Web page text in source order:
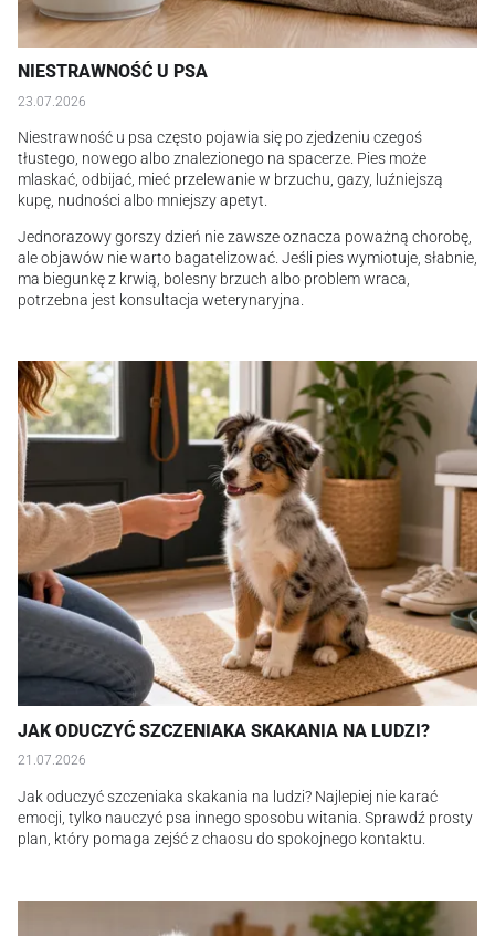
NIESTRAWNOŚĆ U PSA
23.07.2026
Niestrawność u psa często pojawia się po zjedzeniu czegoś
tłustego, nowego albo znalezionego na spacerze. Pies może
mlaskać, odbijać, mieć przelewanie w brzuchu, gazy, luźniejszą
kupę, nudności albo mniejszy apetyt.
Jednorazowy gorszy dzień nie zawsze oznacza poważną chorobę,
ale objawów nie warto bagatelizować. Jeśli pies wymiotuje, słabnie,
ma biegunkę z krwią, bolesny brzuch albo problem wraca,
potrzebna jest konsultacja weterynaryjna.
JAK ODUCZYĆ SZCZENIAKA SKAKANIA NA LUDZI?
21.07.2026
Jak oduczyć szczeniaka skakania na ludzi? Najlepiej nie karać
emocji, tylko nauczyć psa innego sposobu witania. Sprawdź prosty
plan, który pomaga zejść z chaosu do spokojnego kontaktu.